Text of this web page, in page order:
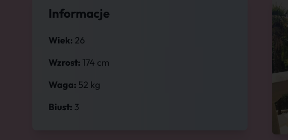
Informacje
Wiek: 26
Wzrost: 174 cm
Waga: 52 kg
Biust: 3